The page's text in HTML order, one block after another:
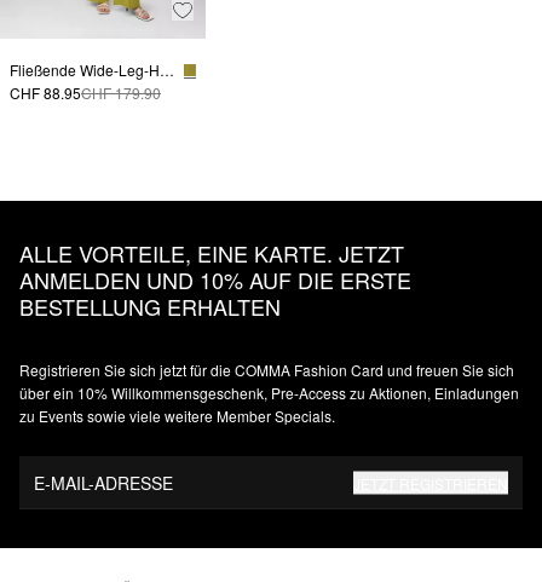
Fließende Wide-Leg-Hose aus Satin
CHF 88.95CHF 179.90
ALLE VORTEILE, EINE KARTE. JETZT
ANMELDEN UND 10% AUF DIE ERSTE
BESTELLUNG ERHALTEN
Registrieren Sie sich jetzt für die COMMA Fashion Card und freuen Sie sich
über ein 10% Willkommensgeschenk, Pre-Access zu Aktionen, Einladungen
zu Events sowie viele weitere Member Specials.
E-MAIL-ADRESSE